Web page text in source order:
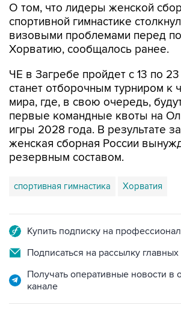
О том, что лидеры женской
спортивной гимнастике
визовыми проблемами перед
Хорватию, сообщалось ранее.
ЧЕ в Загребе пройдет с 13 по 23
станет отборочным турниром к
мира, где, в свою очередь,
первые командные квоты на
игры 2028 года. В результате
женская сборная России
резервным составом.
спортивная гимнастика Хорватия
Купить подписку на
Подписаться на рассылку главных
Получать оперативные новости в
канале